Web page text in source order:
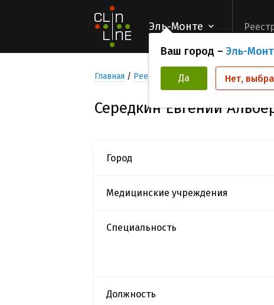
Эль-Монте
Ваш город – Эль-
Да Нет,
Главная Реестр Исследователей
Середкин Евгений
Город
Медицинские учреждения
Специальность
Должность